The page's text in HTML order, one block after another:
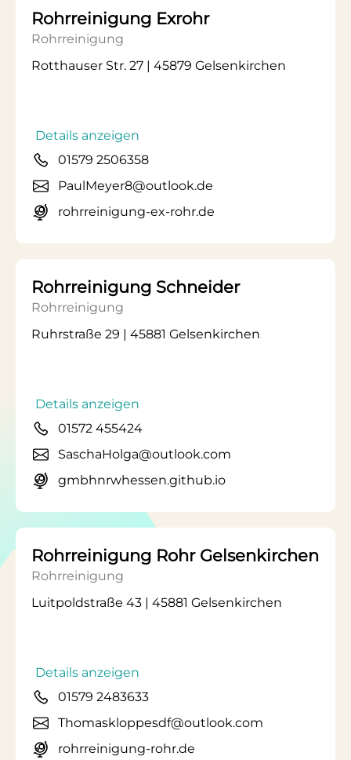
Rohrreinigung Exrohr
Rohrreinigung
Rotthauser Str. 27 | 45879 Gelsenkirchen
Details anzeigen
01579 2506358
PaulMeyer8@outlook.de
rohrreinigung-ex-rohr.de
Rohrreinigung Schneider
Rohrreinigung
Ruhrstraße 29 | 45881 Gelsenkirchen
Details anzeigen
01572 455424
SaschaHolga@outlook.com
gmbhnrwhessen.github.io
Rohrreinigung Rohr Gelsenkirchen
Rohrreinigung
Luitpoldstraße 43 | 45881 Gelsenkirchen
Details anzeigen
01579 2483633
Thomaskloppesdf@outlook.com
rohrreinigung-rohr.de